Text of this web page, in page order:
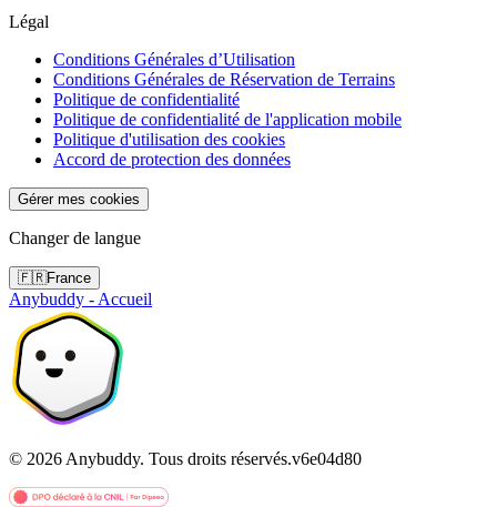
Légal
Conditions Générales d’Utilisation
Conditions Générales de Réservation de Terrains
Politique de confidentialité
Politique de confidentialité de l'application mobile
Politique d'utilisation des cookies
Accord de protection des données
Gérer mes cookies
Changer de langue
🇫🇷France
Anybuddy - Accueil
© 2026 Anybuddy. Tous droits réservés.v6e04d80